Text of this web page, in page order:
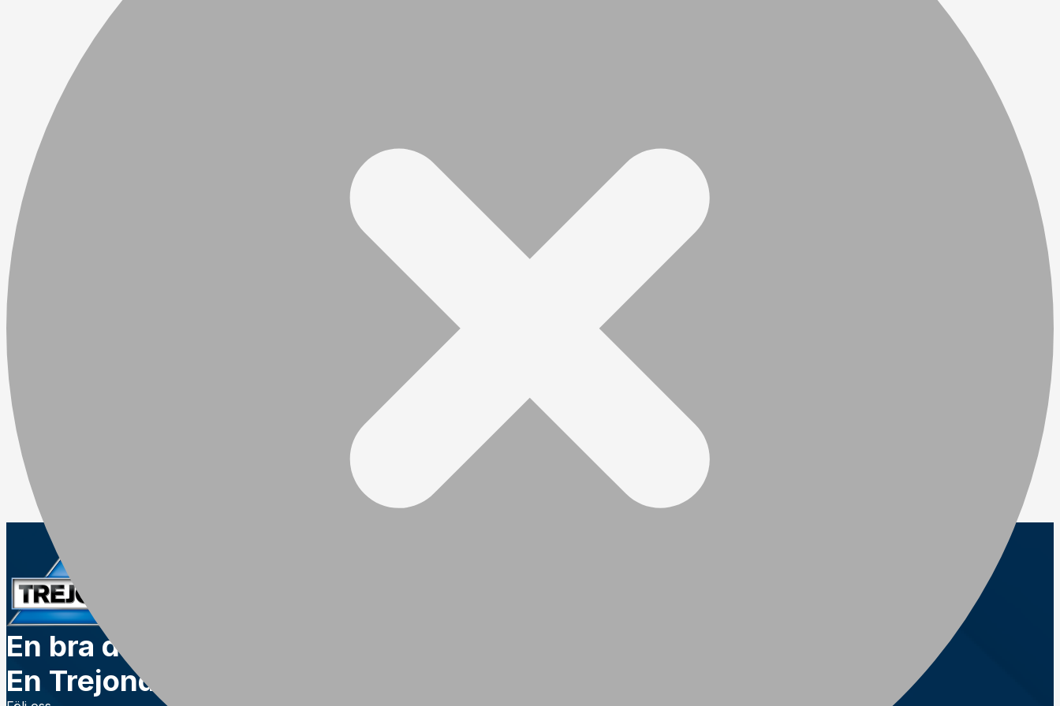
En bra dag.
En Trejondag.